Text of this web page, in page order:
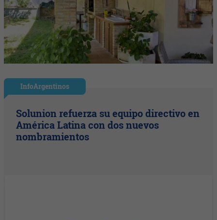
InfoArgentinos
Solunion refuerza su equipo directivo en
América Latina con dos nuevos
nombramientos